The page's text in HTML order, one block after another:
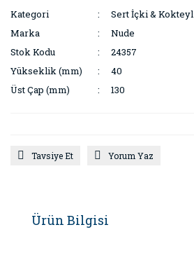
Kategori
Sert İçki & Kokteyl
Marka
Nude
Stok Kodu
24357
Yükseklik (mm)
40
Üst Çap (mm)
130
Tavsiye Et Yorum Yaz
Ürün Bilgisi